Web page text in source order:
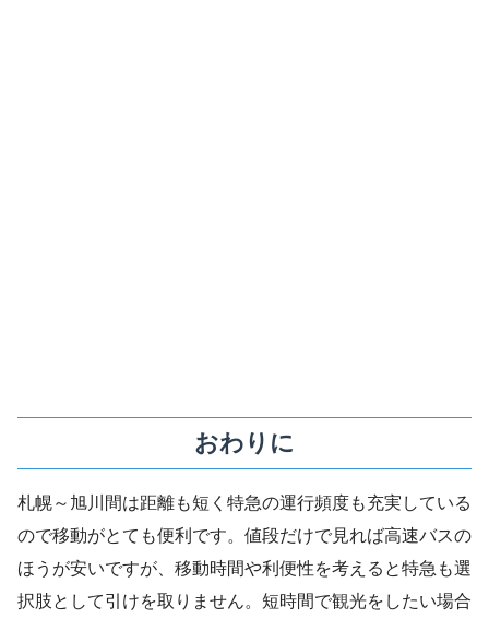
おわりに
札幌～旭川間は距離も短く特急の運行頻度も充実している
ので移動がとても便利です。値段だけで見れば高速バスの
ほうが安いですが、移動時間や利便性を考えると特急も選
択肢として引けを取りません。短時間で観光をしたい場合